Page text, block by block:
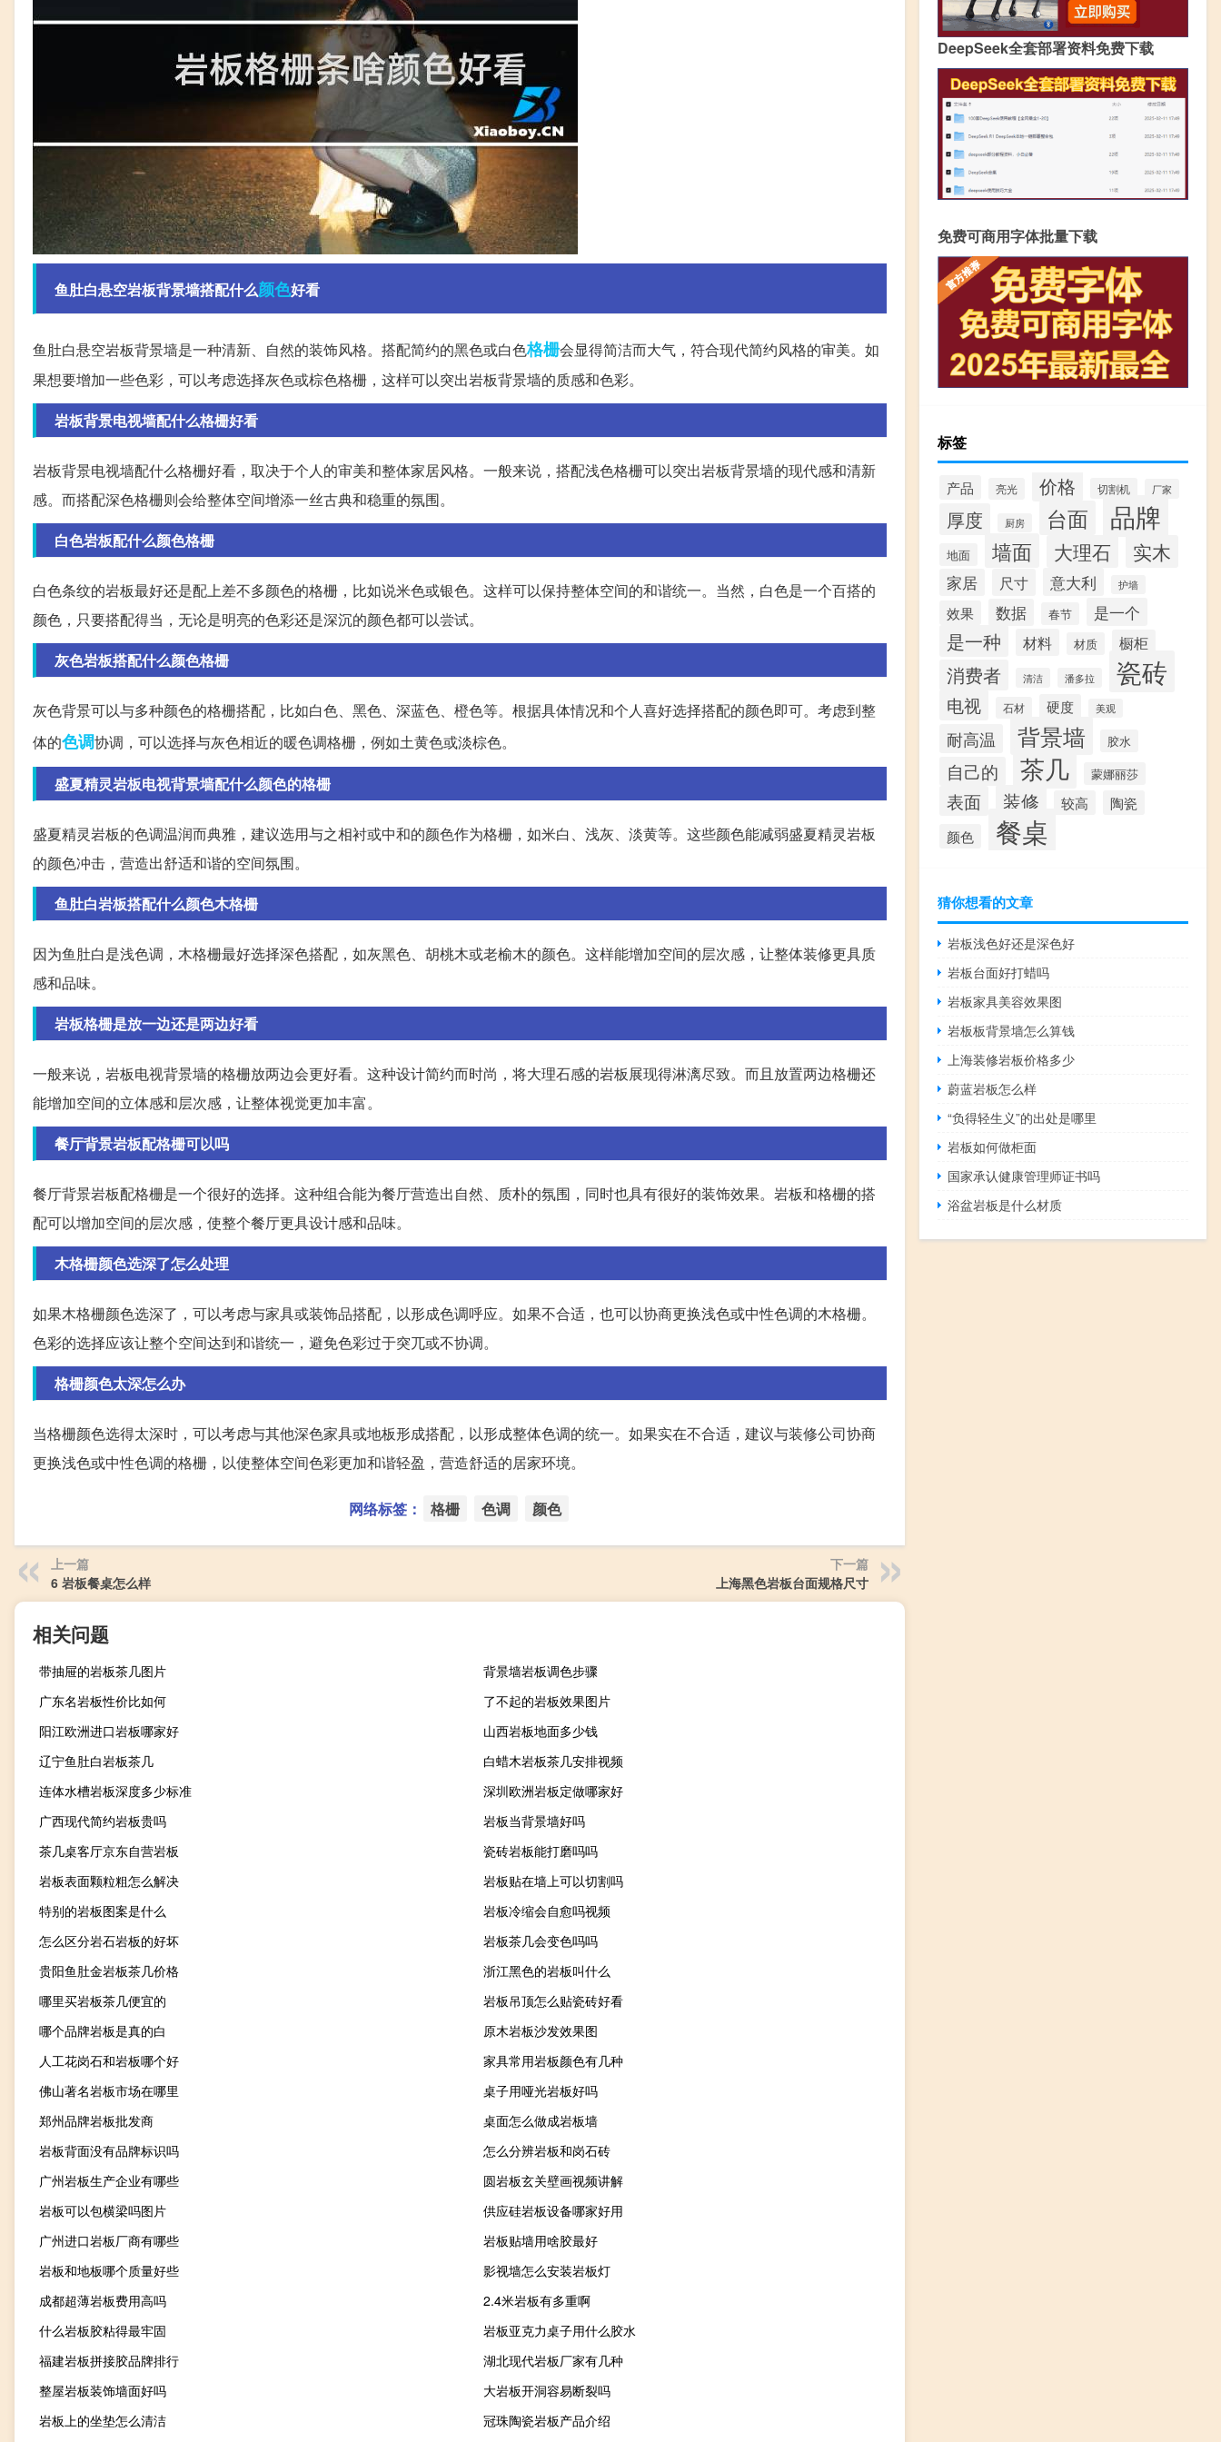
鱼肚白悬空岩板背景墙搭配什么颜色好看
鱼肚白悬空岩板背景墙是一种清新、自然的装饰风格。搭配简约的黑色或白色格栅会显得简洁而大气，符合现代简约风格的审美。如
果想要增加一些色彩，可以考虑选择灰色或棕色格栅，这样可以突出岩板背景墙的质感和色彩。
岩板背景电视墙配什么格栅好看
岩板背景电视墙配什么格栅好看，取决于个人的审美和整体家居风格。一般来说，搭配浅色格栅可以突出岩板背景墙的现代感和清新
感。而搭配深色格栅则会给整体空间增添一丝古典和稳重的氛围。
白色岩板配什么颜色格栅
白色条纹的岩板最好还是配上差不多颜色的格栅，比如说米色或银色。这样可以保持整体空间的和谐统一。当然，白色是一个百搭的
颜色，只要搭配得当，无论是明亮的色彩还是深沉的颜色都可以尝试。
灰色岩板搭配什么颜色格栅
灰色背景可以与多种颜色的格栅搭配，比如白色、黑色、深蓝色、橙色等。根据具体情况和个人喜好选择搭配的颜色即可。考虑到整
体的色调协调，可以选择与灰色相近的暖色调格栅，例如土黄色或淡棕色。
盛夏精灵岩板电视背景墙配什么颜色的格栅
盛夏精灵岩板的色调温润而典雅，建议选用与之相衬或中和的颜色作为格栅，如米白、浅灰、淡黄等。这些颜色能减弱盛夏精灵岩板
的颜色冲击，营造出舒适和谐的空间氛围。
鱼肚白岩板搭配什么颜色木格栅
因为鱼肚白是浅色调，木格栅最好选择深色搭配，如灰黑色、胡桃木或老榆木的颜色。这样能增加空间的层次感，让整体装修更具质
感和品味。
岩板格栅是放一边还是两边好看
一般来说，岩板电视背景墙的格栅放两边会更好看。这种设计简约而时尚，将大理石感的岩板展现得淋漓尽致。而且放置两边格栅还
能增加空间的立体感和层次感，让整体视觉更加丰富。
餐厅背景岩板配格栅可以吗
餐厅背景岩板配格栅是一个很好的选择。这种组合能为餐厅营造出自然、质朴的氛围，同时也具有很好的装饰效果。岩板和格栅的搭
配可以增加空间的层次感，使整个餐厅更具设计感和品味。
木格栅颜色选深了怎么处理
如果木格栅颜色选深了，可以考虑与家具或装饰品搭配，以形成色调呼应。如果不合适，也可以协商更换浅色或中性色调的木格栅。
色彩的选择应该让整个空间达到和谐统一，避免色彩过于突兀或不协调。
格栅颜色太深怎么办
当格栅颜色选得太深时，可以考虑与其他深色家具或地板形成搭配，以形成整体色调的统一。如果实在不合适，建议与装修公司协商
更换浅色或中性色调的格栅，以使整体空间色彩更加和谐轻盈，营造舒适的居家环境。
网络标签： 格栅 色调 颜色
上一篇
6 岩板餐桌怎么样
下一篇
上海黑色岩板台面规格尺寸
相关问题
带抽屉的岩板茶几图片
背景墙岩板调色步骤
广东名岩板性价比如何
了不起的岩板效果图片
阳江欧洲进口岩板哪家好
山西岩板地面多少钱
辽宁鱼肚白岩板茶几
白蜡木岩板茶几安排视频
连体水槽岩板深度多少标准
深圳欧洲岩板定做哪家好
广西现代简约岩板贵吗
岩板当背景墙好吗
茶几桌客厅京东自营岩板
瓷砖岩板能打磨吗吗
岩板表面颗粒粗怎么解决
岩板贴在墙上可以切割吗
特别的岩板图案是什么
岩板冷缩会自愈吗视频
怎么区分岩石岩板的好坏
岩板茶几会变色吗吗
贵阳鱼肚金岩板茶几价格
浙江黑色的岩板叫什么
哪里买岩板茶几便宜的
岩板吊顶怎么贴瓷砖好看
哪个品牌岩板是真的白
原木岩板沙发效果图
人工花岗石和岩板哪个好
家具常用岩板颜色有几种
佛山著名岩板市场在哪里
桌子用哑光岩板好吗
郑州品牌岩板批发商
桌面怎么做成岩板墙
岩板背面没有品牌标识吗
怎么分辨岩板和岗石砖
广州岩板生产企业有哪些
圆岩板玄关壁画视频讲解
岩板可以包横梁吗图片
供应硅岩板设备哪家好用
广州进口岩板厂商有哪些
岩板贴墙用啥胶最好
岩板和地板哪个质量好些
影视墙怎么安装岩板灯
成都超薄岩板费用高吗
2.4米岩板有多重啊
什么岩板胶粘得最牢固
岩板亚克力桌子用什么胶水
福建岩板拼接胶品牌排行
湖北现代岩板厂家有几种
整屋岩板装饰墙面好吗
大岩板开洞容易断裂吗
岩板上的坐垫怎么清洁
冠珠陶瓷岩板产品介绍
DeepSeek全套部署资料免费下载
免费可商用字体批量下载
标签
产品 亮光 价格 切割机 厂家
厚度 厨房 台面 品牌
地面 墙面 大理石 实木
家居 尺寸 意大利 护墙
效果 数据 春节 是一个
是一种 材料 材质 橱柜
消费者 清洁 潘多拉 瓷砖
电视 石材 硬度 美观
耐高温 背景墙 胶水
自己的 茶几 蒙娜丽莎
表面 装修 较高
陶瓷
颜色
餐桌
猜你想看的文章
岩板浅色好还是深色好
岩板台面好打蜡吗
岩板家具美容效果图
岩板板背景墙怎么算钱
上海装修岩板价格多少
蔚蓝岩板怎么样
“负得轻生义”的出处是哪里
岩板如何做柜面
国家承认健康管理师证书吗
浴盆岩板是什么材质